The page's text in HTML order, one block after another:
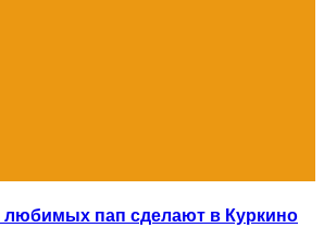
любимых пап сделают в Куркино